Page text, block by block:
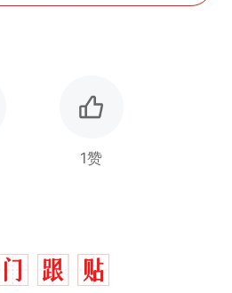
1赞
那个在床头放菜刀的女孩，